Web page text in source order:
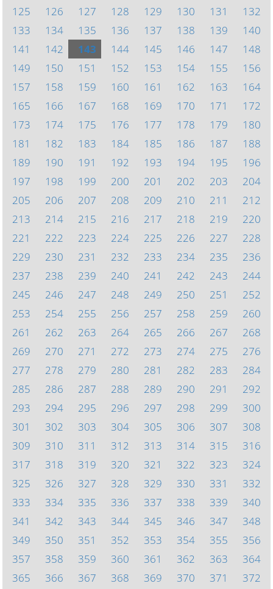
125
126 127 128 129 130 131
132
133
134 135 136 137 138 139
140
141
142 143 144 145 146 147
148
149
150 151 152 153 154 155
156
157
158 159 160 161 162 163
164
165
166 167 168 169 170 171
172
173
174 175 176 177 178 179
180
181
182 183 184 185 186 187
188
189
190 191 192 193 194 195
196
197
198 199 200 201 202 203
204
205
206 207 208 209 210 211
212
213
214 215 216 217 218 219
220
221
222 223 224 225 226 227
228
229
230 231 232 233 234 235
236
237
238 239 240 241 242 243
244
245
246 247 248 249 250 251
252
253
254 255 256 257 258 259
260
261
262 263 264 265 266 267
268
269
270 271 272 273 274 275
276
277
278 279 280 281 282 283
284
285
286 287 288 289 290 291
292
293
294 295 296 297 298 299
300
301
302 303 304 305 306 307
308
309
310 311 312 313 314 315
316
317
318 319 320 321 322 323
324
325
326 327 328 329 330 331
332
333
334 335 336 337 338 339
340
341
342 343 344 345 346 347
348
349
350 351 352 353 354 355
356
357
358 359 360 361 362 363
364
365
366 367 368 369 370 371 372